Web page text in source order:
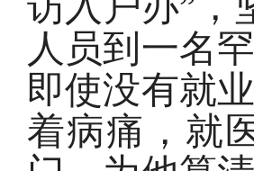
人员到一名
即使没有就
着病痛，就